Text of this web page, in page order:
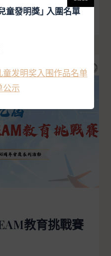
教育挑戰賽
童發明獎｣ 入圍名單
发明奖入围作品名单
公示